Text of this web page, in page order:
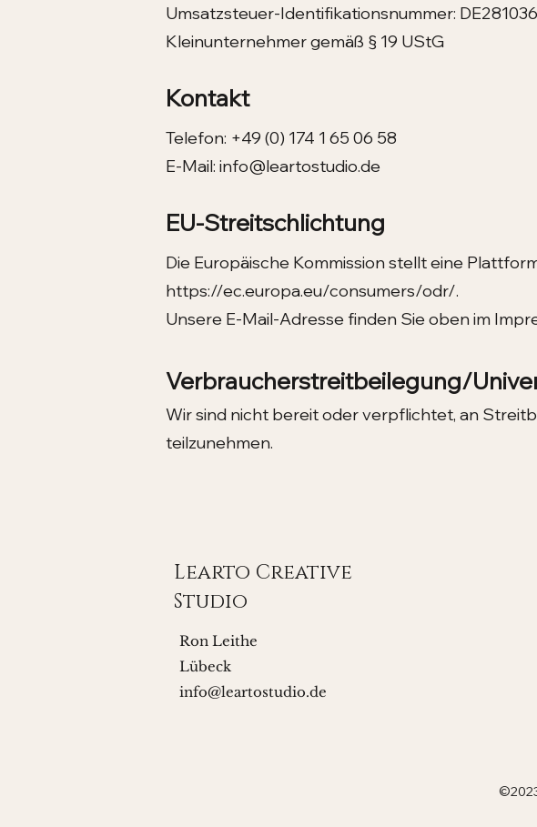
Umsatzsteuer-Identifikationsnummer:
Kleinunternehmer gemäß § 19 UStG
Kontakt
Telefon: +49 (0) 174 1 65 06 58
E-Mail: info@leartostudio.de
EU-Streitschlichtung
Die Europäische Kommission stellt eine
https://ec.europa.eu/consumers/odr/.
Unsere E-Mail-Adresse finden Sie oben im
Verbraucherstreitbeilegung/
Wir sind nicht bereit oder verpflichtet, an
teilzunehmen.
Learto Creative
Studio
Ron Leithe
Lübeck
info@leartostudio.de